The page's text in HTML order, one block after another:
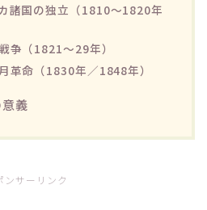
諸国の独立（1810～1820年
争（1821～29年）
革命（1830年／1848年）
義
ンサーリンク